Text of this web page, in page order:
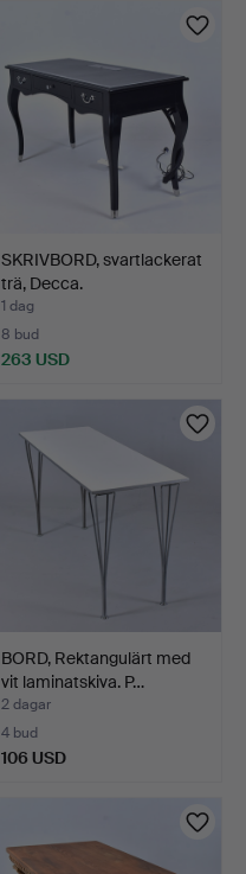
SKRIVBORD, svartlackerat
trä, Decca.
1 dag
8 bud
263 USD
BORD, Rektangulärt med
vit laminatskiva. P…
2 dagar
4 bud
106 USD